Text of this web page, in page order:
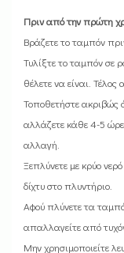
Πριν από την πρώτη
Βράζετε το ταμπόν
Τυλίξτε το ταμπόν σε
θέλετε να είναι.
Τοποθετήστε ακριβώς
αλλάζετε κάθε 4-5
αλλαγή.
Ξεπλύνετε με κρύο
δίχτυ στο πλυντήριο.
Αφού πλύνετε τα
απαλλαγείτε από
Μην χρησιμοποιείτε